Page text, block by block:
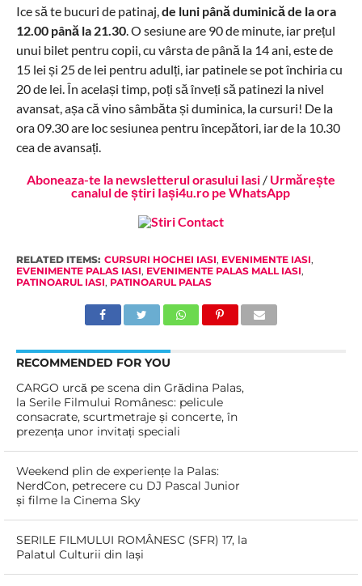
Ice să te bucuri de patinaj,de luni până duminică de la ora
12.00 până la 21.30. O sesiune are 90 de minute, iar prețul
unui bilet pentru copii, cu vârsta de până la 14 ani, este de
15 lei și 25 de lei pentru adulți, iar patinele se pot închiria cu
20 de lei. În același timp, poți să înveți să patinezi la nivel
avansat, așa că vino sâmbăta și duminica, la cursuri! De la
ora 09.30 are loc sesiunea pentru începători, iar de la 10.30
cea de avansați.
Aboneaza-te la newsletterul orasului Iasi/ Urmărește
canalul de știri Iași4u.ro pe WhatsApp
RELATED ITEMS: CURSURI HOCHEI IASI, EVENIMENTE IASI,
EVENIMENTE PALAS IASI, EVENIMENTE PALAS MALL IASI,
PATINOARUL IASI, PATINOARUL PALAS
RECOMMENDED FOR YOU
CARGO urcă pe scena din Grădina Palas,
la Serile Filmului Românesc: pelicule
consacrate, scurtmetraje și concerte, în
prezența unor invitați speciali
Weekend plin de experiențe la Palas:
NerdCon, petrecere cu DJ Pascal Junior
și filme la Cinema Sky
SERILE FILMULUI ROMÂNESC (SFR) 17, la
Palatul Culturii din Iași